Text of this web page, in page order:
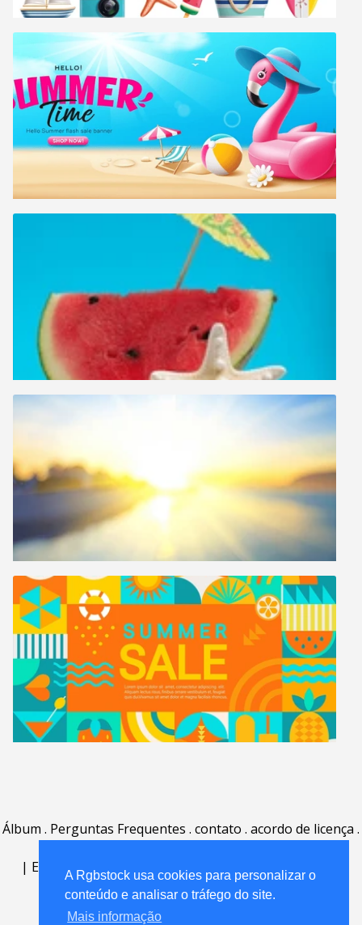
A Rgbstock usa cookies para personalizar o
conteúdo e analisar o tráfego do site.
Mais informação
Álbum . Perguntas Frequentes . contato . acordo de licença .
| English | Deutsch Español Português
Nederlands|